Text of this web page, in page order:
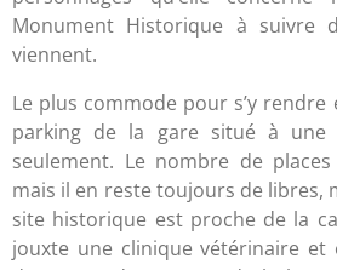
Monument Historique à suivre
viennent.
Le plus commode pour s’y
parking de la gare situé à une
seulement. Le nombre de
mais il en reste toujours de libres,
site historique est proche de la
jouxte une clinique vétérinaire